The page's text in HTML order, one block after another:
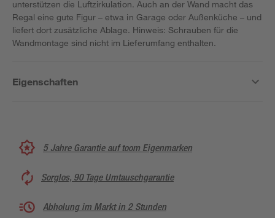
unterstützen die Luftzirkulation. Auch an der Wand macht das
Regal eine gute Figur – etwa in Garage oder Außenküche – und
liefert dort zusätzliche Ablage. Hinweis: Schrauben für die
Wandmontage sind nicht im Lieferumfang enthalten.
Eigenschaften
5 Jahre Garantie auf toom Eigenmarken
Sorglos, 90 Tage Umtauschgarantie
Abholung im Markt in 2 Stunden